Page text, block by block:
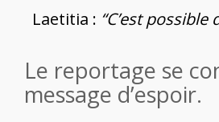
Laetitia : “C’est possible
Le reportage se
message d’espoir.